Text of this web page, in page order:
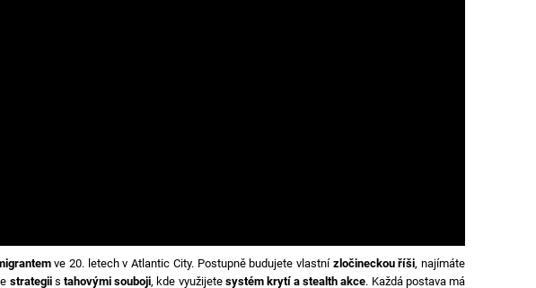
ve 20. letech v Atlantic City. Postupně budujete vlastní zločineckou říši, najímáte
strategiistahovými souboji, kde využijete systém krytí a stealth akce. Každá postava má